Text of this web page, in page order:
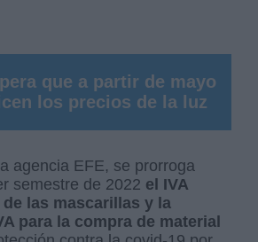
que a partir de mayo
los precios de la luz
agencia EFE, se prorroga
semestre de 2022 el IVA
las mascarillas y la
para la compra de material